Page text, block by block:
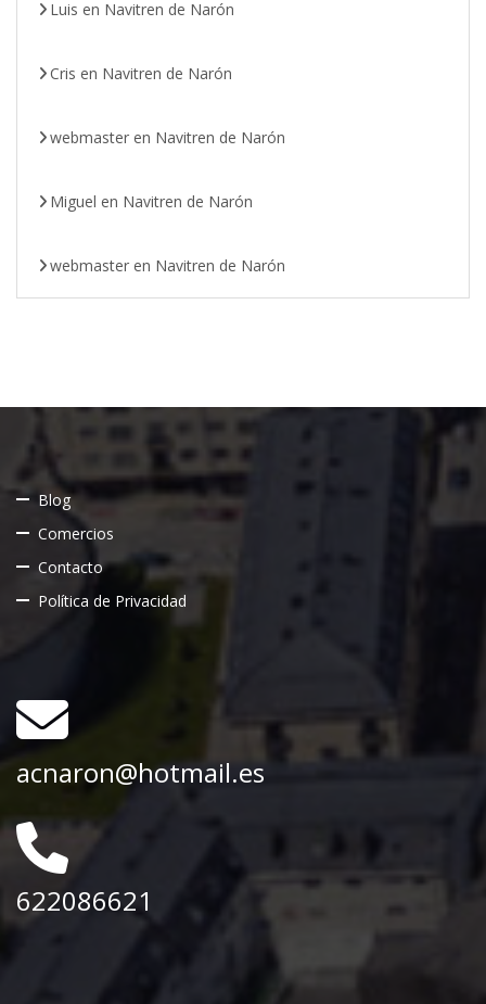
Luis en Navitren de Narón
Cris en Navitren de Narón
webmaster en Navitren de Narón
Miguel en Navitren de Narón
webmaster en Navitren de Narón
Blog
Comercios
Contacto
Política de Privacidad
acnaron@hotmail.es
622086621